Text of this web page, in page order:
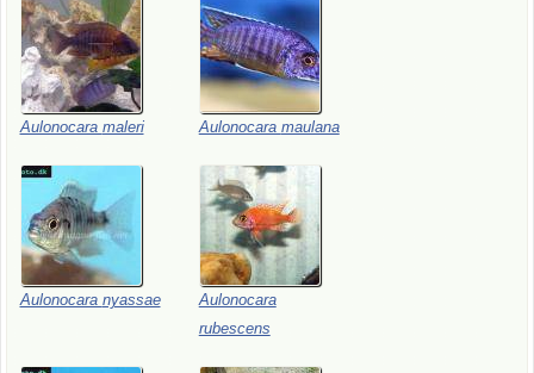
Aulonocara maleri Aulonocara maulana
Aulonocara nyassae
Aulonocara
rubescens